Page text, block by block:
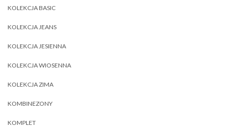
KOLEKCJA BASIC
KOLEKCJA JEANS
KOLEKCJA JESIENNA
KOLEKCJA WIOSENNA
KOLEKCJA ZIMA
KOMBINEZONY
KOMPLET